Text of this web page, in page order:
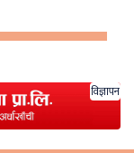
विज्ञापन